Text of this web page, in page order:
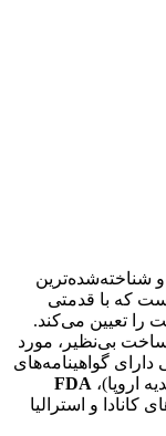
شناخته‌شده‌ترین
که با قدمتی
را تعیین می‌کند.
ساخت بی‌نظیر، مورد
گواهینامه‌های
اروپا)، FDA
کانادا و استرالیا